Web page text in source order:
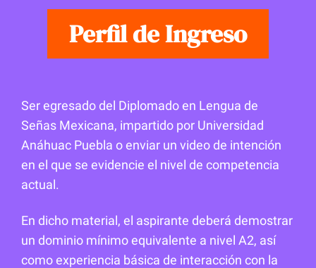
Perfil de Ingreso
Ser egresado del Diplomado en Lengua de
Señas Mexicana, impartido por Universidad
Anáhuac Puebla o enviar un video de intención
en el que se evidencie el nivel de competencia
actual.
En dicho material, el aspirante deberá demostrar
un dominio mínimo equivalente a nivel A2, así
como experiencia básica de interacción con la